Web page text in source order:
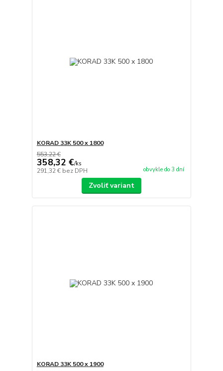
KORAD 33K 500 x 1800
553,22 €
358,32 €/ks
291,32 € bez DPH obvykle do 3 dní
Zvoliť variant
KORAD 33K 500 x 1900